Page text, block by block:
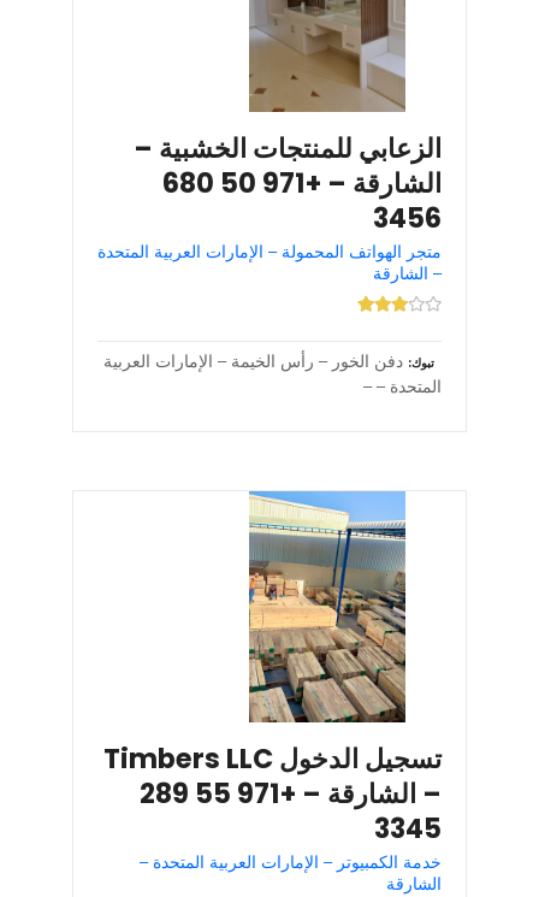
الزعابي للمنتجات الخشبية –
الشارقة – +971 50 680
3456
متجر الهواتف المحمولة – الإمارات العربية المتحدة
– الشارقة
تبوك دفن الخور – رأس الخيمة – الإمارات العربية
المتحدة – –
تسجيل الدخول Timbers LLC
– الشارقة – +971 55 289
3345
خدمة الكمبيوتر – الإمارات العربية المتحدة –
الشارقة